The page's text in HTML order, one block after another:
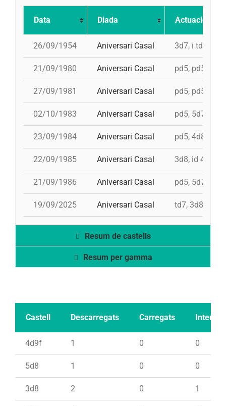
Data Diada Actuació
26/09/1954 Aniversari Casal 3d7, i td7
21/09/1980 Aniversari Casal pd5, pd5,
27/09/1981 Aniversari Casal pd5, pd5,
02/10/1983 Aniversari Casal pd5, 5d7, td7,
23/09/1984 Aniversari Casal pd5, 4d8,
22/09/1985 Aniversari Casal 3d8, id 4d8,
21/09/1986 Aniversari Casal pd5, 5d7, td7,
19/09/2025 Aniversari Casal td7, 3d8,
Resum de castells
Resum per gamma
Castell Descarregats Carregats Intents
4d9f 1 0 0
5d8 1 0 0
3d8 2 0 1